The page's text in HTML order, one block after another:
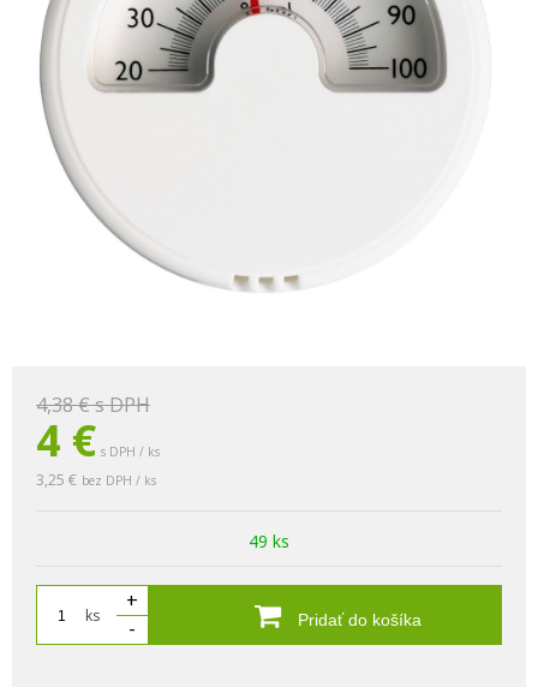
4,38 €s DPH
4 € s DPH / ks
3,25 € bez DPH / ks
49 ks
ks
+
-
Pridať do košíka